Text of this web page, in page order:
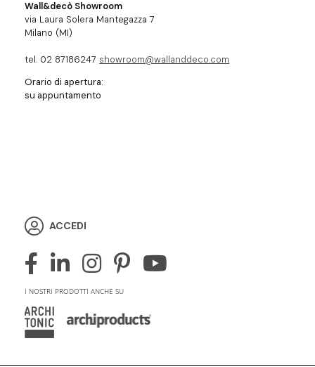
Wall&decò Showroom
via Laura Solera Mantegazza 7
Milano (MI)
tel. 02 87186247 showroom@wallanddeco.com
Orario di apertura:
su appuntamento
ACCEDI
I NOSTRI PRODOTTI ANCHE SU